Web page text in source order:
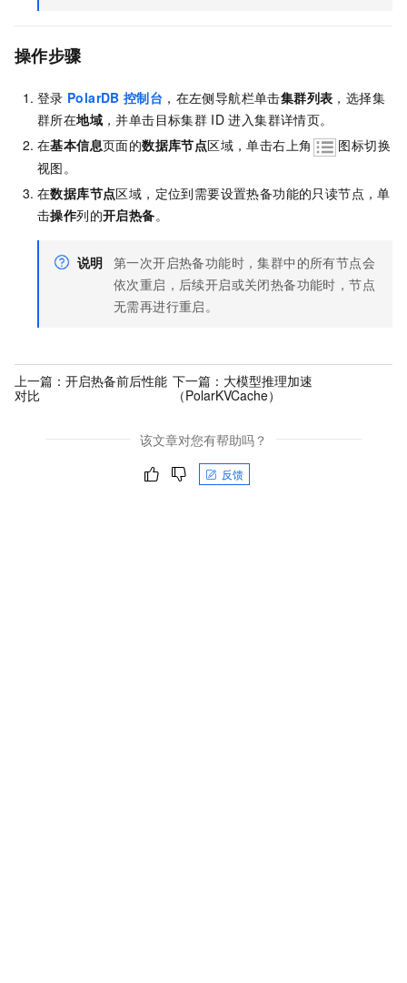
操作步骤
登录 PolarDB 控制台 ，在左侧导航栏单击集群列表 ，选择集
群所在地域 ，并单击目标集群 ID 进入集群详情页。
在基本信息页面的数据库节点区域，单击右上角
图标切换
视图。
在数据库节点区域，定位到需要设置热备功能的只读节点，单
击操作列的开启热备。
说明 第一次开启热备功能时，集群中的所有节点会
依次重启，后续开启或关闭热备功能时，节点
无需再进行重启。
上一篇： 开启热备前后性能
对比
下一篇： 大模型推理加速
（PolarKVCache）
该文章对您有帮助吗？
反馈